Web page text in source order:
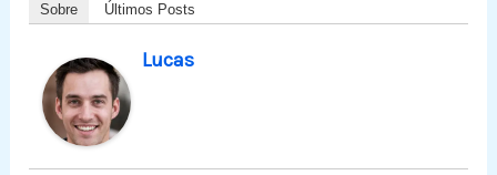
Sobre Últimos Posts
Lucas